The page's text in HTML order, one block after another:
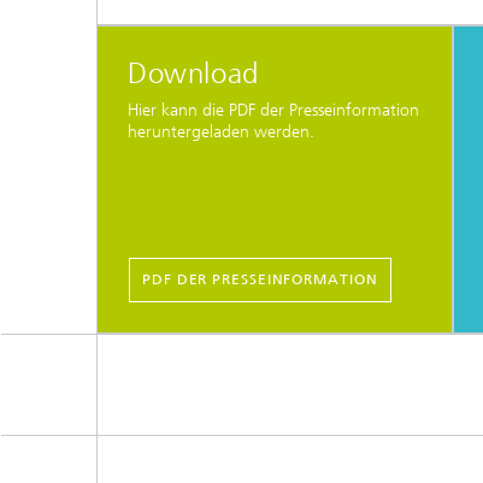
Download
Hier kann die PDF der Presseinformation
heruntergeladen werden.
PDF DER PRESSEINFORMATION